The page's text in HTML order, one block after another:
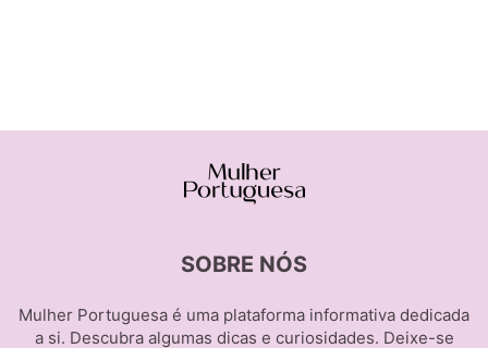
SOBRE NÓS
Mulher Portuguesa é uma plataforma informativa dedicada
a si. Descubra algumas dicas e curiosidades. Deixe-se